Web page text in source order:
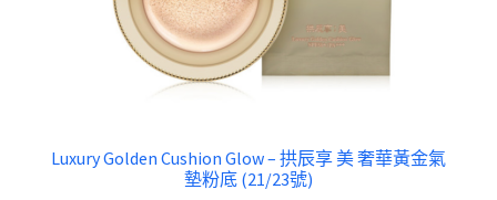
Luxury Golden Cushion Glow – 拱辰享 美 奢華黃金氣
墊粉底 (21/23號)